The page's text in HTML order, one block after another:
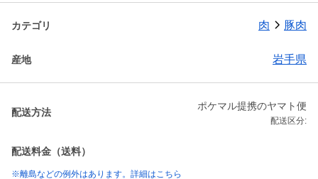
カテゴリ 肉 豚肉
産地 岩手県
配送方法
ポケマル提携のヤマト便
配送区分:
配送料金（送料）
※離島などの例外はあります。詳細はこちら